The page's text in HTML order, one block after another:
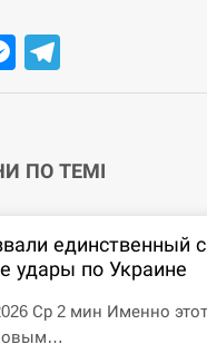
Messenger
ПО ТЕМІ
единственный
удары по Украине
Ср 2 мин Именно